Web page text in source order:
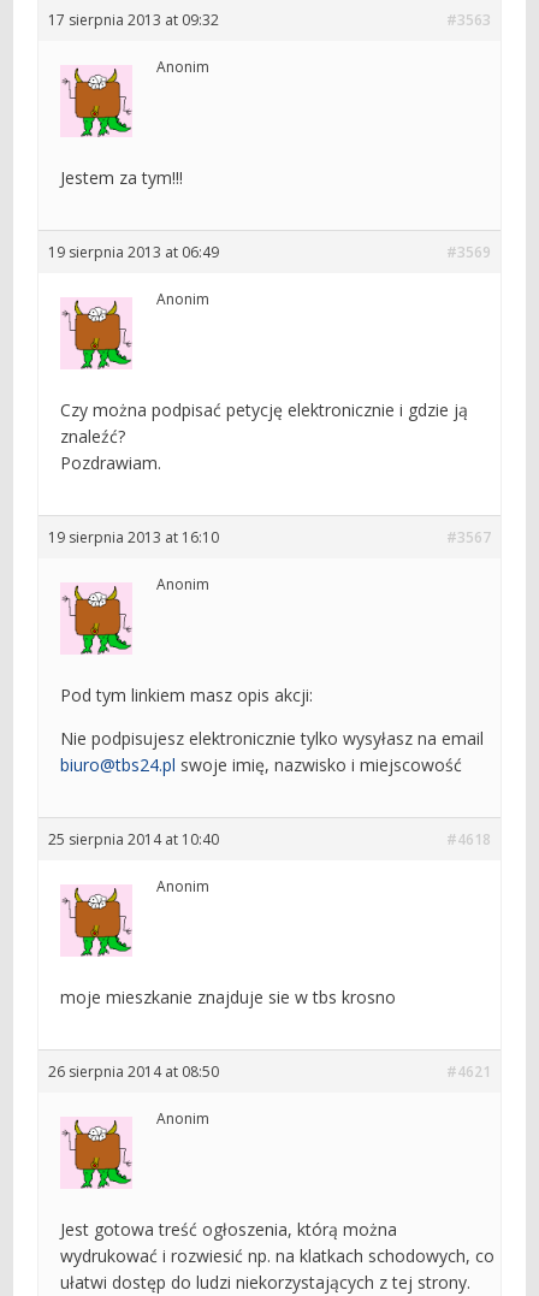
17 sierpnia 2013 at 09:32 #3563
Anonim
Jestem za tym!!!
19 sierpnia 2013 at 06:49 #3569
Anonim
Czy można podpisać petycję elektronicznie i gdzie ją
znaleźć?
Pozdrawiam.
19 sierpnia 2013 at 16:10 #3567
Anonim
Pod tym linkiem masz opis akcji:
Nie podpisujesz elektronicznie tylko wysyłasz na email
biuro@tbs24.pl swoje imię, nazwisko i miejscowość
25 sierpnia 2014 at 10:40 #4618
Anonim
moje mieszkanie znajduje sie w tbs krosno
26 sierpnia 2014 at 08:50 #4621
Anonim
Jest gotowa treść ogłoszenia, którą można
wydrukować i rozwiesić np. na klatkach schodowych, co
ułatwi dostęp do ludzi niekorzystających z tej strony.